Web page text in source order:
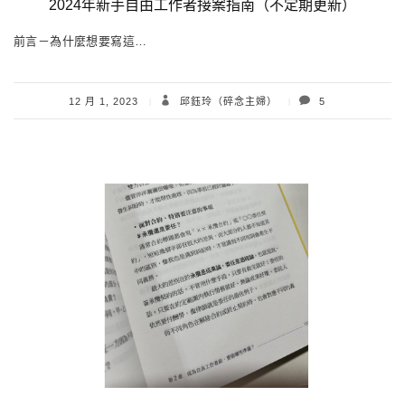
2024年新手自由工作者接案指南（不定期更新）
前言－為什麼想要寫這…
12 月 1, 2023 邱鈺玲（碎念主婦） 5